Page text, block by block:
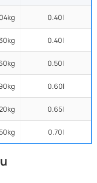
0.40l
0.40l
0.50l
0.60l
0.65l
0.70l